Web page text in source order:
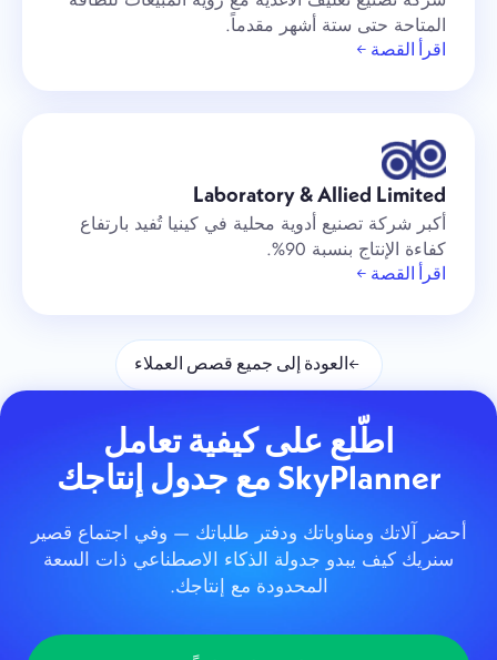
المتاحة حتى ستة أشهر مقدماً.
اقرأ القصة ←
Laboratory & Allied Limited
أكبر شركة تصنيع أدوية محلية في كينيا تُفيد بارتفاع
كفاءة الإنتاج بنسبة 90%.
اقرأ القصة ←
←العودة إلى جميع قصص العملاء
اطّلع على كيفية تعامل
SkyPlanner مع جدول إنتاجك
أحضر آلاتك ومناوباتك ودفتر طلباتك — وفي اجتماع قصير
سنريك كيف يبدو جدولة الذكاء الاصطناعي ذات السعة
المحدودة مع إنتاجك.